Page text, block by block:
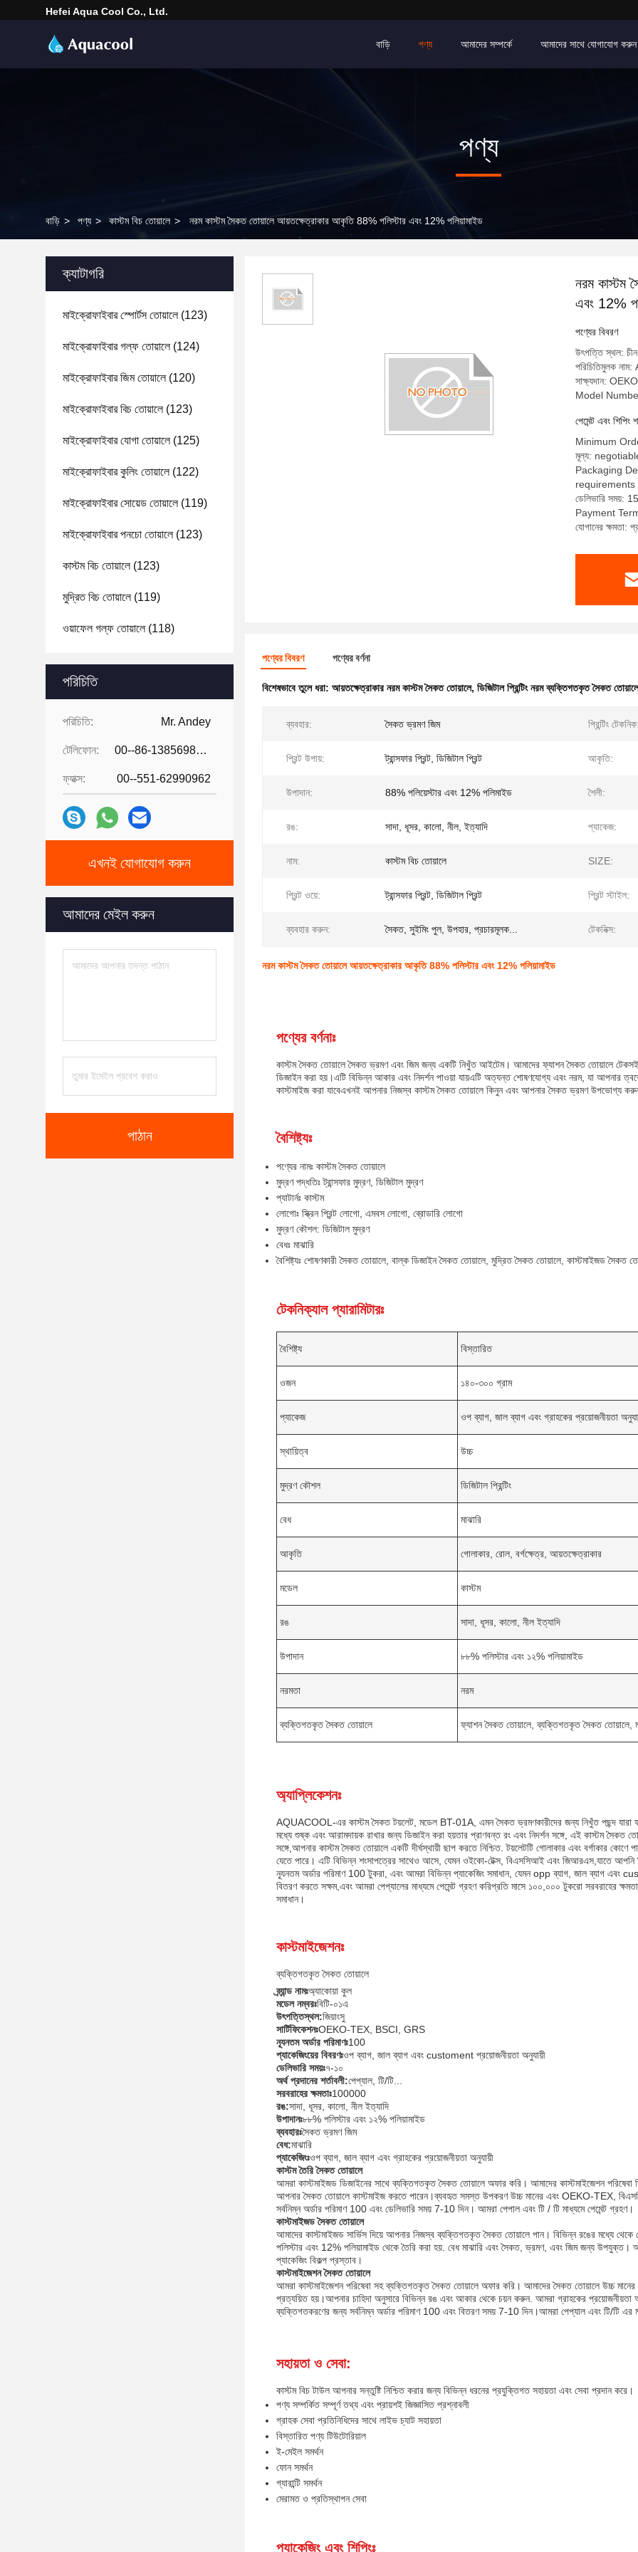
Hefei Aqua Cool Co., Ltd.
বাড়ি পণ্য আমাদের সম্পর্কে আমাদের সাথে যোগাযোগ করুন
পণ্য
বাড়ি > পণ্য > কাস্টম বিচ তোয়ালে > নরম কাস্টম সৈকত তোয়ালে আয়তক্ষেত্রাকার আকৃতি 88% পলিস্টার এবং 12% পলিয়ামাইড
ক্যাটাগরি
মাইক্রোফাইবার স্পোর্টস তোয়ালে(123)
মাইক্রোফাইবার গল্ফ তোয়ালে(124)
মাইক্রোফাইবার জিম তোয়ালে(120)
মাইক্রোফাইবার বিচ তোয়ালে(123)
মাইক্রোফাইবার যোগা তোয়ালে(125)
মাইক্রোফাইবার কুলিং তোয়ালে(122)
মাইক্রোফাইবার সোয়েড তোয়ালে(119)
মাইক্রোফাইবার পনচো তোয়ালে(123)
কাস্টম বিচ তোয়ালে(123)
মুদ্রিত বিচ তোয়ালে(119)
ওয়াফেল গল্ফ তোয়ালে(118)
পরিচিতি
পরিচিতি: Mr. Andey
টেলিফোন: 00--86-13856986218
ফ্যাক্স: 00--551-62990962
এখনই যোগাযোগ করুন
আমাদের মেইল ​​করুন
পাঠান
নরম কাস্টম
এবং 12%
পণ্যের বিবরণ
উৎপত্তি স্থল: চীন
পরিচিতিমুলক
সাক্ষ্যদান:
Model
পেমেন্ট এবং শিপিং
Minimum
মূল্য:
Packaging
requirements
ডেলিভারি সময়:
Payment
যোগানের ক্ষমতা:
পণ্যের বিবরণ পণ্যের বর্ণনা
বিশেষভাবে তুলে ধরা: আয়তক্ষেত্রাকার নরম কাস্টম সৈকত তোয়ালে, ডিজিটাল প্রিন্টিং নরম ব্যক্তিগতকৃত সৈকত তোয়ালে
ব্যবহার: সৈকত ভ্রমণ জিম প্রিন্টিং
প্রিন্ট উপায়: ট্রান্সফার প্রিন্ট, ডিজিটাল প্রিন্ট আকৃতি:
উপাদান: 88% পলিয়েস্টার এবং 12% পলিমাইড শৈলী:
রঙ: সাদা, ধূসর, কালো, নীল, ইত্যাদি প্যাকেজ:
নাম: কাস্টম বিচ তোয়ালে SIZE:
প্রিন্ট ওয়ে: ট্রান্সফার প্রিন্ট, ডিজিটাল প্রিন্ট প্রিন্ট স্টাইল:
ব্যবহার করুন: সৈকত, সুইমিং পুল, উপহার, প্রচারমূলক... টেকনিক্স:
নরম কাস্টম সৈকত তোয়ালে আয়তক্ষেত্রাকার আকৃতি 88% পলিস্টার এবং 12% পলিয়ামাইড
পণ্যের বর্ণনাঃ
কাস্টম সৈকত তোয়ালে সৈকত ভ্রমণ এবং জিম জন্য একটি নিখুঁত আইটেম। আমাদের ফ্যাশন সৈকত তোয়ালে টেকসই
ডিজাইন করা হয়।এটি বিভিন্ন আকার এবং নিদর্শন পাওয়া যায়এটি অত্যন্ত শোষণযোগ্য এবং নরম, যা আপনার
কাস্টমাইজ করা যাবেএখনই আপনার নিজস্ব কাস্টম সৈকত তোয়ালে কিনুন এবং আপনার সৈকত ভ্রমণ উপভোগ্য
বৈশিষ্ট্যঃ
পণ্যের নামঃ কাস্টম সৈকত তোয়ালে
মুদ্রণ পদ্ধতিঃ ট্রান্সফার মুদ্রণ, ডিজিটাল মুদ্রণ
প্যাটার্নঃ কাস্টম
লোগোঃ স্ক্রিন প্রিন্ট লোগো, এমবস লোগো, ব্রোডারি লোগো
মুদ্রণ কৌশল: ডিজিটাল মুদ্রণ
বেধঃ মাঝারি
বৈশিষ্ট্যঃ শোষণকারী সৈকত তোয়ালে, বাল্ক ডিজাইন সৈকত তোয়ালে, মুদ্রিত সৈকত তোয়ালে, কাস্টমাইজড সৈকত
টেকনিক্যাল প্যারামিটারঃ
বৈশিষ্ট্য বিস্তারিত
ওজন ১৪০-৩০০ গ্রাম
প্যাকেজ ওপ ব্যাগ, জাল ব্যাগ এবং গ্রাহকের প্রয়োজনীয়তা
স্থায়িত্ব উচ্চ
মুদ্রণ কৌশল ডিজিটাল প্রিন্টিং
বেধ মাঝারি
আকৃতি গোলাকার, রোল, বর্গক্ষেত্র, আয়তক্ষেত্রাকার
মডেল কাস্টম
রঙ সাদা, ধূসর, কালো, নীল ইত্যাদি
উপাদান ৮৮% পলিস্টার এবং ১২% পলিয়ামাইড
নরমতা নরম
ব্যক্তিগতকৃত সৈকত তোয়ালে ফ্যাশন সৈকত তোয়ালে, ব্যক্তিগতকৃত সৈকত তোয়ালে,
অ্যাপ্লিকেশনঃ
AQUACOOL-এর কাস্টম সৈকত টয়লেট, মডেল BT-01A, এমন সৈকত ভ্রমণকারীদের জন্য নিখুঁত পছন্দ যারা
মধ্যে শুষ্ক এবং আরামদায়ক রাখার জন্য ডিজাইন করা হয়তার প্রাণবন্ত রং এবং নিদর্শন সঙ্গে, এই কাস্টম সৈকত
সঙ্গে,আপনার কাস্টম সৈকত তোয়ালে একটি দীর্ঘস্থায়ী ছাপ করতে নিশ্চিত. টয়লেটটি গোলাকার এবং বর্গাকার কোণে
যেতে পারে। এটি বিভিন্ন শংসাপত্রের সাথেও আসে, যেমন ওইকো-টেক্স, বিএসসিআই এবং জিআরএস,যাতে আপনি
ন্যূনতম অর্ডার পরিমাণ 100 টুকরা, এবং আমরা বিভিন্ন প্যাকেজিং সমাধান, যেমন opp ব্যাগ, জাল ব্যাগ
বিতরণ করতে সক্ষম,এবং আমরা পেপ্যালের মাধ্যমে পেমেন্ট গ্রহণ করিপ্রতি মাসে ১০০,০০০ টুকরো সরবরাহের
সমাধান।
কাস্টমাইজেশনঃ
ব্যক্তিগতকৃত সৈকত তোয়ালে
ব্র্যান্ড নামঃঅ্যাকোয়া কুল
মডেল নম্বরঃবিটি-০১এ
উৎপত্তিস্থল:জিয়াংসু
সার্টিফিকেশনঃOEKO-TEX, BSCI, GRS
ন্যূনতম অর্ডার পরিমাণঃ100
প্যাকেজিংয়ের বিবরণঃওপ ব্যাগ, জাল ব্যাগ এবং customent প্রয়োজনীয়তা অনুযায়ী
ডেলিভারি সময়ঃ৭-১০
অর্থ প্রদানের শর্তাবলী:পেপ্যাল, টি/টি...
সরবরাহের ক্ষমতাঃ100000
রঙ:সাদা, ধূসর, কালো, নীল ইত্যাদি
উপাদানঃ৮৮% পলিস্টার এবং ১২% পলিয়ামাইড
ব্যবহারঃসৈকত ভ্রমণ জিম
বেধ:মাঝারি
প্যাকেজিংঃওপ ব্যাগ, জাল ব্যাগ এবং গ্রাহকের প্রয়োজনীয়তা অনুযায়ী
কাস্টম তৈরি সৈকত তোয়ালে
আমরা কাস্টমাইজড ডিজাইনের সাথে ব্যক্তিগতকৃত সৈকত তোয়ালে অফার করি। আমাদের কাস্টমাইজেশন
আপনার সৈকত তোয়ালে কাস্টমাইজ করতে পারেন।ব্যবহৃত সমস্ত উপকরণ উচ্চ মানের এবং OEKO-TEX,
সর্বনিম্ন অর্ডার পরিমাণ 100 এবং ডেলিভারি সময় 7-10 দিন। আমরা পেপাল এবং টি / টি মাধ্যমে পেমেন্ট গ্রহণ।
কাস্টমাইজড সৈকত তোয়ালে
আমাদের কাস্টমাইজড সার্ভিস দিয়ে আপনার নিজস্ব ব্যক্তিগতকৃত সৈকত তোয়ালে পান। বিভিন্ন রঙের মধ্যে
পলিস্টার এবং 12% পলিয়ামাইড থেকে তৈরি করা হয়. বেধ মাঝারি এবং সৈকত, ভ্রমণ, এবং জিম জন্য উপযুক্ত।
প্যাকেজিং বিকল্প প্রস্তাব।
কাস্টমাইজেশন সৈকত তোয়ালে
আমরা কাস্টমাইজেশন পরিষেবা সহ ব্যক্তিগতকৃত সৈকত তোয়ালে অফার করি। আমাদের সৈকত তোয়ালে উচ্চ
প্রত্যয়িত হয়।আপনার চাহিদা অনুসারে বিভিন্ন রঙ এবং আকার থেকে চয়ন করুন. আমরা গ্রাহকের
ব্যক্তিগতকরণের জন্য সর্বনিম্ন অর্ডার পরিমাণ 100 এবং বিতরণ সময় 7-10 দিন।আমরা পেপ্যাল এবং টি/টি এর
সহায়তা ও সেবা:
কাস্টম বিচ টাউল আপনার সন্তুষ্টি নিশ্চিত করার জন্য বিভিন্ন ধরনের প্রযুক্তিগত সহায়তা এবং সেবা প্রদান করে।
পণ্য সম্পর্কিত সম্পূর্ণ তথ্য এবং প্রায়শই জিজ্ঞাসিত প্রশ্নাবলী
গ্রাহক সেবা প্রতিনিধিদের সাথে লাইভ চ্যাট সহায়তা
বিস্তারিত পণ্য টিউটোরিয়াল
ই-মেইল সমর্থন
ফোন সমর্থন
গ্যারান্টি সমর্থন
মেরামত ও প্রতিস্থাপন সেবা
প্যাকেজিং এবং শিপিংঃ